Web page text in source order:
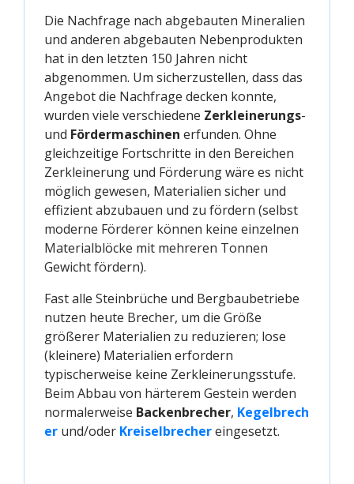
Die Nachfrage nach abgebauten Mineralien
und anderen abgebauten Nebenprodukten
hat in den letzten 150 Jahren nicht
abgenommen. Um sicherzustellen, dass das
Angebot die Nachfrage decken konnte,
wurden viele verschiedene Zerkleinerungs-
und Fördermaschinen erfunden. Ohne
gleichzeitige Fortschritte in den Bereichen
Zerkleinerung und Förderung wäre es nicht
möglich gewesen, Materialien sicher und
effizient abzubauen und zu fördern (selbst
moderne Förderer können keine einzelnen
Materialblöcke mit mehreren Tonnen
Gewicht fördern).
Fast alle Steinbrüche und Bergbaubetriebe
nutzen heute Brecher, um die Größe
größerer Materialien zu reduzieren; lose
(kleinere) Materialien erfordern
typischerweise keine Zerkleinerungsstufe.
Beim Abbau von härterem Gestein werden
normalerweise Backenbrecher, Kegelbrech
er und/oder Kreiselbrechereingesetzt.